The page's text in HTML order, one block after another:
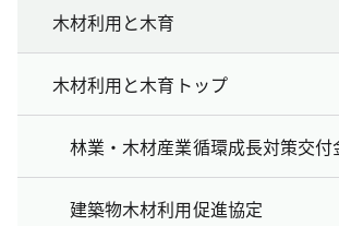
木材利用と木育
木材利用と木育トップ
林業・木材産業循環成長対策交付
建築物木材利用促進協定